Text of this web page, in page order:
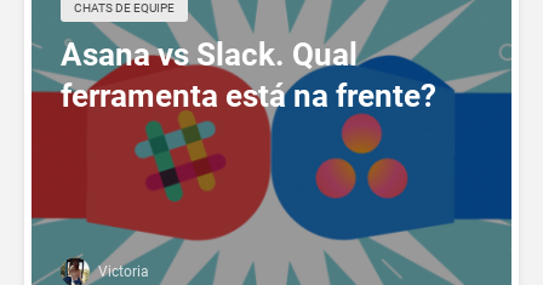
CHATS DE EQUIPE
Asana vs Slack. Qual
ferramenta está na frente?
Victoria